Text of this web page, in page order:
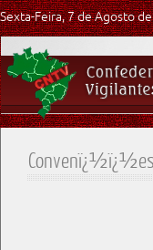
Sexta-Feira, 7 de Agosto